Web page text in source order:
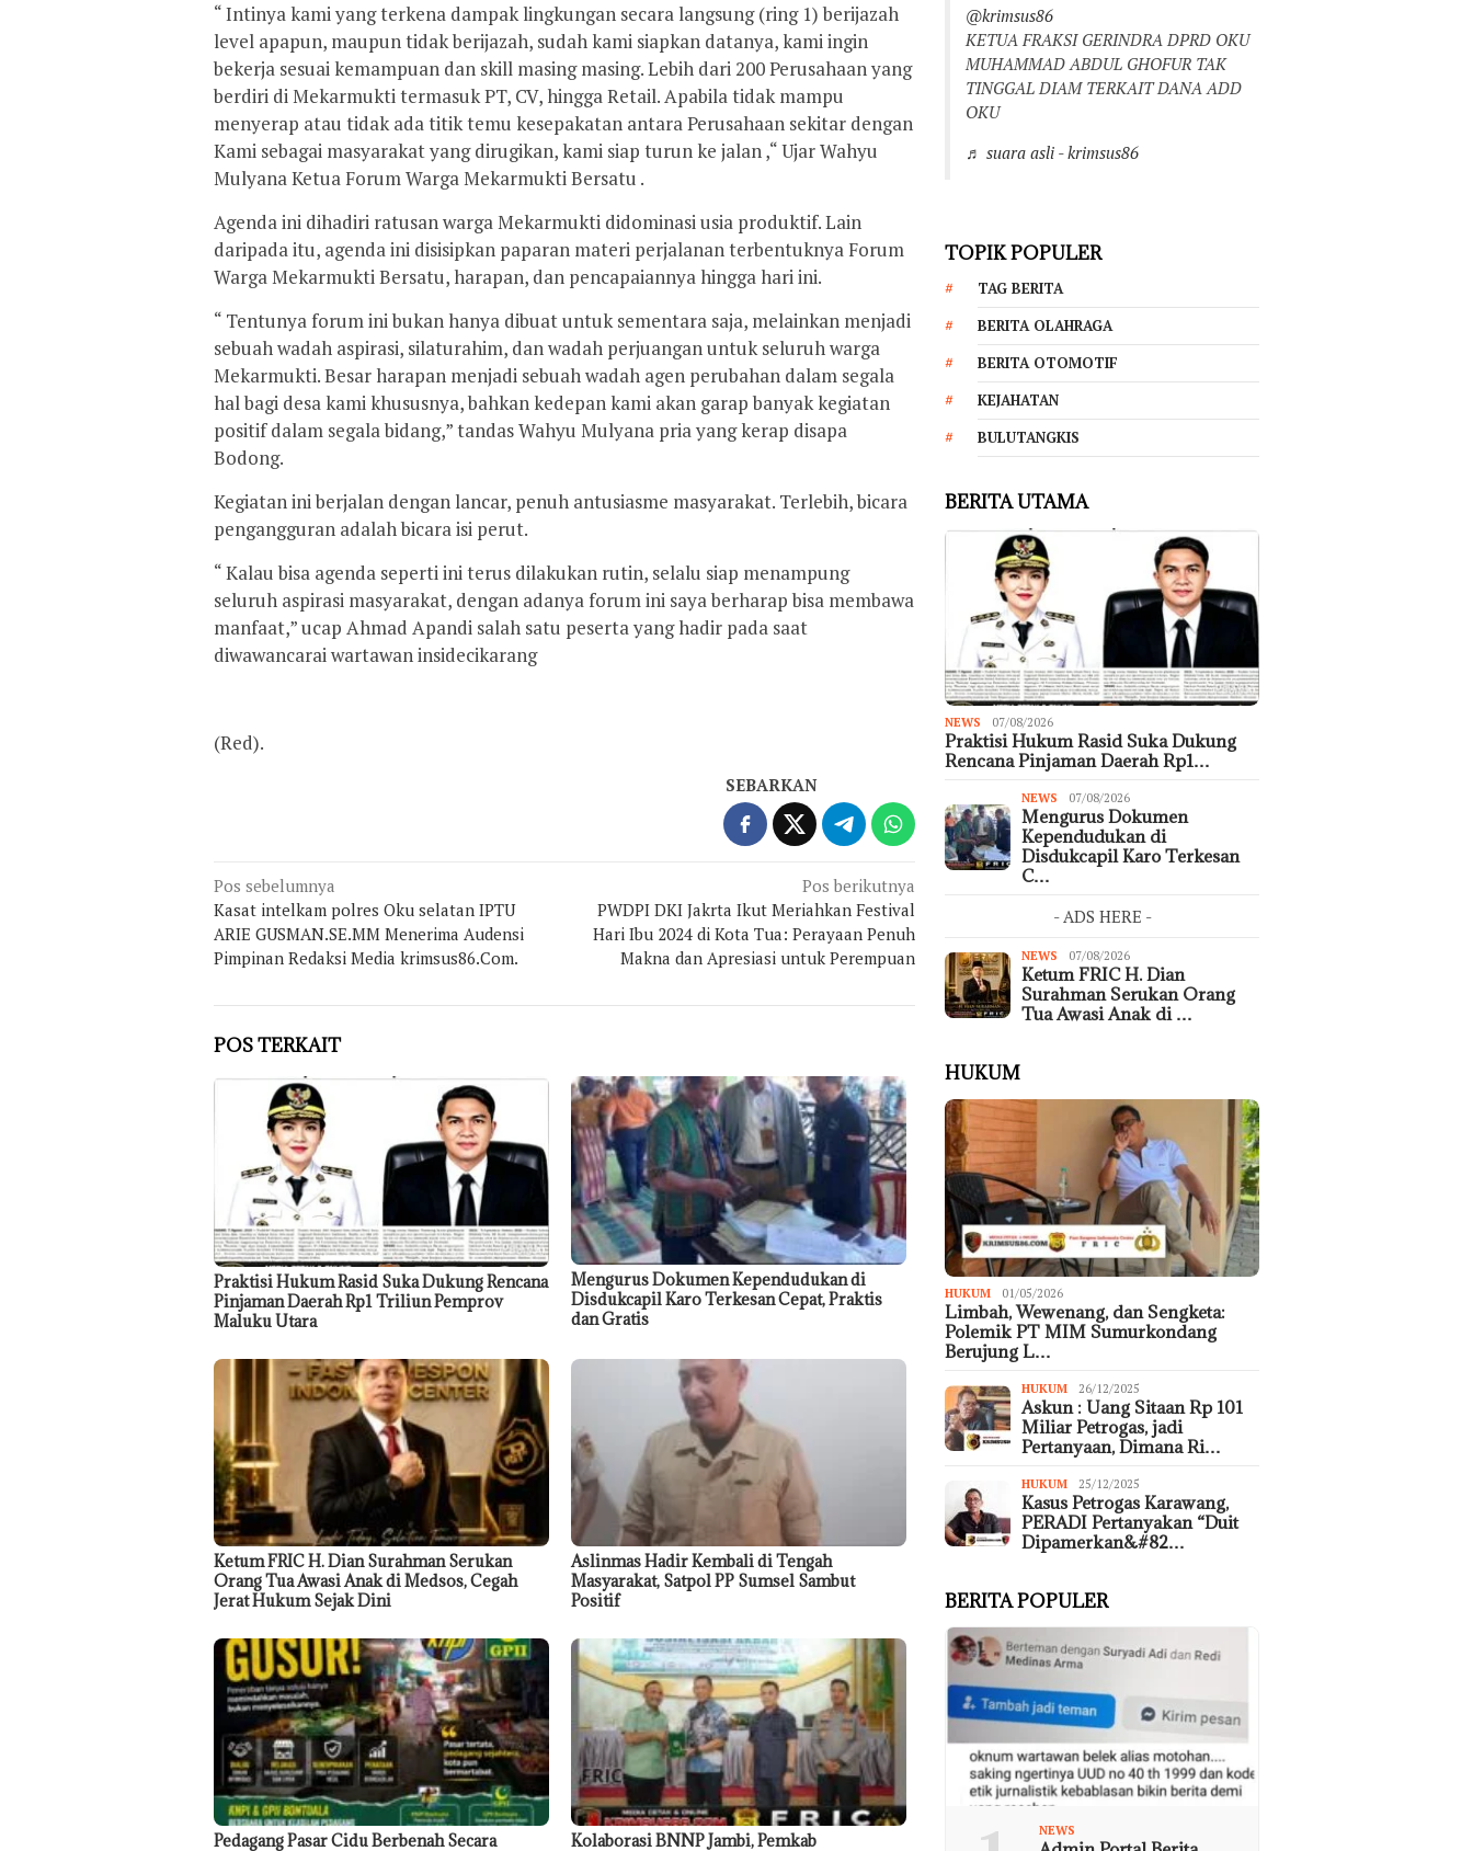
“ Intinya kami yang terkena dampak lingkungan secara langsung (ring 1) berijazah
level apapun, maupun tidak berijazah, sudah kami siapkan datanya, kami ingin
bekerja sesuai kemampuan dan skill masing masing. Lebih dari 200 Perusahaan yang
berdiri di Mekarmukti termasuk PT, CV, hingga Retail. Apabila tidak mampu
menyerap atau tidak ada titik temu kesepakatan antara Perusahaan sekitar dengan
Kami sebagai masyarakat yang dirugikan, kami siap turun ke jalan ,“ Ujar Wahyu
Mulyana Ketua Forum Warga Mekarmukti Bersatu .
Agenda ini dihadiri ratusan warga Mekarmukti didominasi usia produktif. Lain
daripada itu, agenda ini disisipkan paparan materi perjalanan terbentuknya Forum
Warga Mekarmukti Bersatu, harapan, dan pencapaiannya hingga hari ini.
“ Tentunya forum ini bukan hanya dibuat untuk sementara saja, melainkan menjadi
sebuah wadah aspirasi, silaturahim, dan wadah perjuangan untuk seluruh warga
Mekarmukti. Besar harapan menjadi sebuah wadah agen perubahan dalam segala
hal bagi desa kami khususnya, bahkan kedepan kami akan garap banyak kegiatan
positif dalam segala bidang,” tandas Wahyu Mulyana pria yang kerap disapa
Bodong.
Kegiatan ini berjalan dengan lancar, penuh antusiasme masyarakat. Terlebih, bicara
pengangguran adalah bicara isi perut.
“ Kalau bisa agenda seperti ini terus dilakukan rutin, selalu siap menampung
seluruh aspirasi masyarakat, dengan adanya forum ini saya berharap bisa membawa
manfaat,” ucap Ahmad Apandi salah satu peserta yang hadir pada saat
diwawancarai wartawan insidecikarang
(Red).
SEBARKAN
Navigasi
pos
Pos sebelumnya
Kasat intelkam polres Oku selatan IPTU
ARIE GUSMAN.SE.MM Menerima Audensi
Pimpinan Redaksi Media krimsus86.Com.
Pos berikutnya
PWDPI DKI Jakrta Ikut Meriahkan Festival
Hari Ibu 2024 di Kota Tua: Perayaan Penuh
Makna dan Apresiasi untuk Perempuan
POS TERKAIT
Praktisi Hukum Rasid Suka Dukung Rencana
Pinjaman Daerah Rp1 Triliun Pemprov
Maluku Utara
Mengurus Dokumen Kependudukan di
Disdukcapil Karo Terkesan Cepat, Praktis
dan Gratis
Ketum FRIC H. Dian Surahman Serukan
Orang Tua Awasi Anak di Medsos, Cegah
Jerat Hukum Sejak Dini
Aslinmas Hadir Kembali di Tengah
Masyarakat, Satpol PP Sumsel Sambut
Positif
Pedagang Pasar Cidu Berbenah Secara
Kolaborasi BNNP Jambi, Pemkab
@krimsus86
KETUA FRAKSI GERINDRA DPRD OKU
MUHAMMAD ABDUL GHOFUR TAK
TINGGAL DIAM TERKAIT DANA ADD
OKU
♬ suara asli - krimsus86
TOPIK POPULER
TAG BERITA
BERITA OLAHRAGA
BERITA OTOMOTIF
KEJAHATAN
BULUTANGKIS
BERITA UTAMA
NEWS 07/08/2026
Praktisi Hukum Rasid Suka Dukung
Rencana Pinjaman Daerah Rp1…
NEWS 07/08/2026
Mengurus Dokumen
Kependudukan di
Disdukcapil Karo Terkesan
C…
- ADS HERE -
NEWS 07/08/2026
Ketum FRIC H. Dian
Surahman Serukan Orang
Tua Awasi Anak di …
HUKUM
HUKUM 01/05/2026
Limbah, Wewenang, dan Sengketa:
Polemik PT MIM Sumurkondang
Berujung L…
HUKUM 26/12/2025
Askun : Uang Sitaan Rp 101
Miliar Petrogas, jadi
Pertanyaan, Dimana Ri…
HUKUM 25/12/2025
Kasus Petrogas Karawang,
PERADI Pertanyakan “Duit
Dipamerkan&#82…
BERITA POPULER
NEWS